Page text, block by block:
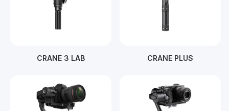
CRANE 3 LAB CRANE PLUS